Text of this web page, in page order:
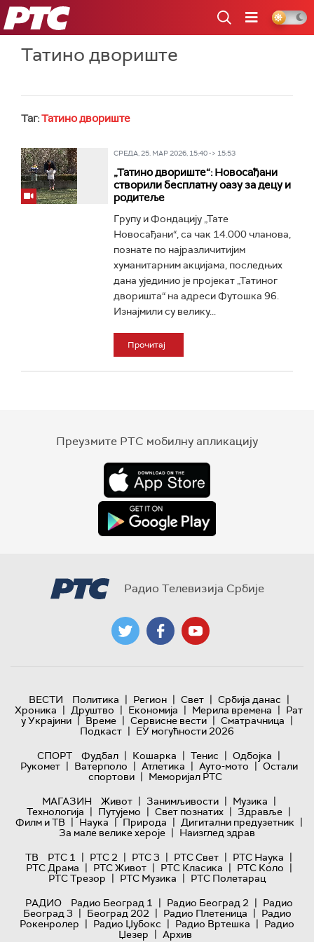
РТС
Татино двориштe
Таг:Татино двориштe
СРЕДА, 25. МАР 2026, 15:40 -> 15:53
„Татино двориште“: Новосађани
створили бесплатну оазу за децу и
родитеље
Групу и Фондацију „Тате
Новосађани“, са чак 14.000 чланова,
познате по најразличитијим
хуманитарним акцијама, последњих
дана ујединио је пројекат „Татиног
дворишта“ на адреси Футошка 96.
Изнајмили су велику...
Прочитај
Преузмите РТС мобилну апликацију
Радио Телевизија Србије
ВЕСТИ Политика | Регион | Свет | Србија данас |
Хроника | Друштво | Економија | Мерила времена | Рат
у Украјини | Време | Сервисне вести | Сматрачница |
Подкаст | ЕУ могућности 2026
СПОРТ
Фудбал | Кошарка | Тенис | Одбојка |
Рукомет | Ватерполо | Атлетика | Ауто-мото | Остали
спортови | Меморијал РТС
МАГАЗИН
Живот | Занимљивости | Музика |
Технологијa | Путујемо | Свет познатих | Здравље |
Филм и ТВ | Наука | Природа | Дигитални предузетник |
За мале велике хероје | Наизглед здрав
ТВ
РТС 1 | РТС 2 | РТС 3 | РТС Свет | РТС Наука |
РТС Драма | РТС Живот | РТС Класика | РТС Коло |
РТС Трезор | РТС Музика | РТС Полетарац
РАДИО
Радио Београд 1 | Радио Београд 2 | Радио
Београд 3 | Београд 202 | Радио Плетеница | Радио
Рокенролер | Радио Џубокс | Радио Вртешка | Радио
Џезер | Архив